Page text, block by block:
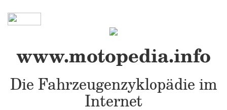
www.motopedia.info
Die Fahrzeugenzyklopädie im
Internet